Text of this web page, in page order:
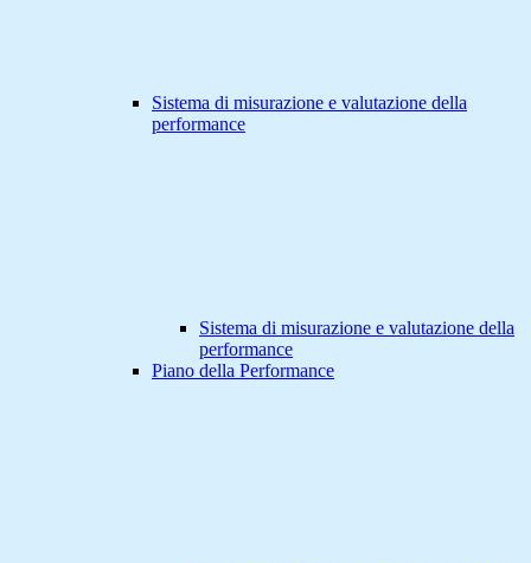
Sistema di misurazione e valutazione della
performance
Sistema di misurazione e valutazione della
performance
Piano della Performance